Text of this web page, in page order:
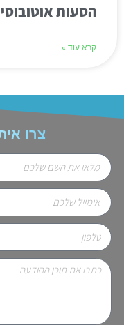
הסעות
קרא עוד »
צרו